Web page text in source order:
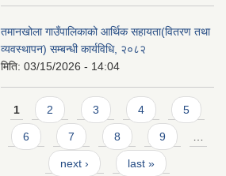
तमानखोला गाउँपालिकाको आर्थिक सहायता(वितरण तथा
व्यवस्थापन) सम्बन्धी कार्यविधि, २०८२
मिति: 03/15/2026 - 14:04
Pages
1 2 3 4 5
6 7 8 9
next › last »